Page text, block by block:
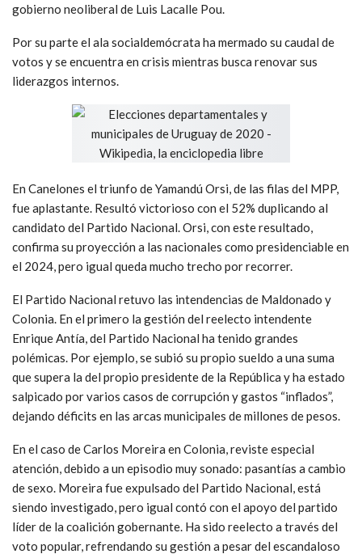
gobierno neoliberal de Luis Lacalle Pou.
Por su parte el ala socialdemócrata ha mermado su caudal de
votos y se encuentra en crisis mientras busca renovar sus
liderazgos internos.
En Canelones el triunfo de Yamandú Orsi, de las filas del MPP,
fue aplastante. Resultó victorioso con el 52% duplicando al
candidato del Partido Nacional. Orsi, con este resultado,
confirma su proyección a las nacionales como presidenciable en
el 2024, pero igual queda mucho trecho por recorrer.
El Partido Nacional retuvo las intendencias de Maldonado y
Colonia. En el primero la gestión del reelecto intendente
Enrique Antía, del Partido Nacional ha tenido grandes
polémicas. Por ejemplo, se subió su propio sueldo a una suma
que supera la del propio presidente de la República y ha estado
salpicado por varios casos de corrupción y gastos “inflados”,
dejando déficits en las arcas municipales de millones de pesos.
En el caso de Carlos Moreira en Colonia, reviste especial
atención, debido a un episodio muy sonado: pasantías a cambio
de sexo. Moreira fue expulsado del Partido Nacional, está
siendo investigado, pero igual contó con el apoyo del partido
líder de la coalición gobernante. Ha sido reelecto a través del
voto popular, refrendando su gestión a pesar del escandaloso